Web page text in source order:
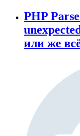
PHP
или же